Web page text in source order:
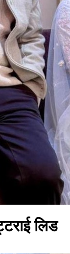
लिड